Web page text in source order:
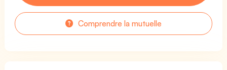
Comprendre la mutuelle